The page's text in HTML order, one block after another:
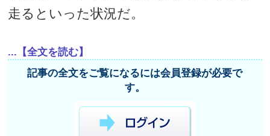
走るといった状況だ。
...【全文を読む】
記事の全文をご覧になるには会員登録が必要で
す。